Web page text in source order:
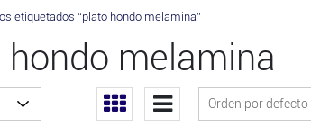
etiquetados “plato hondo melamina”
hondo melamina